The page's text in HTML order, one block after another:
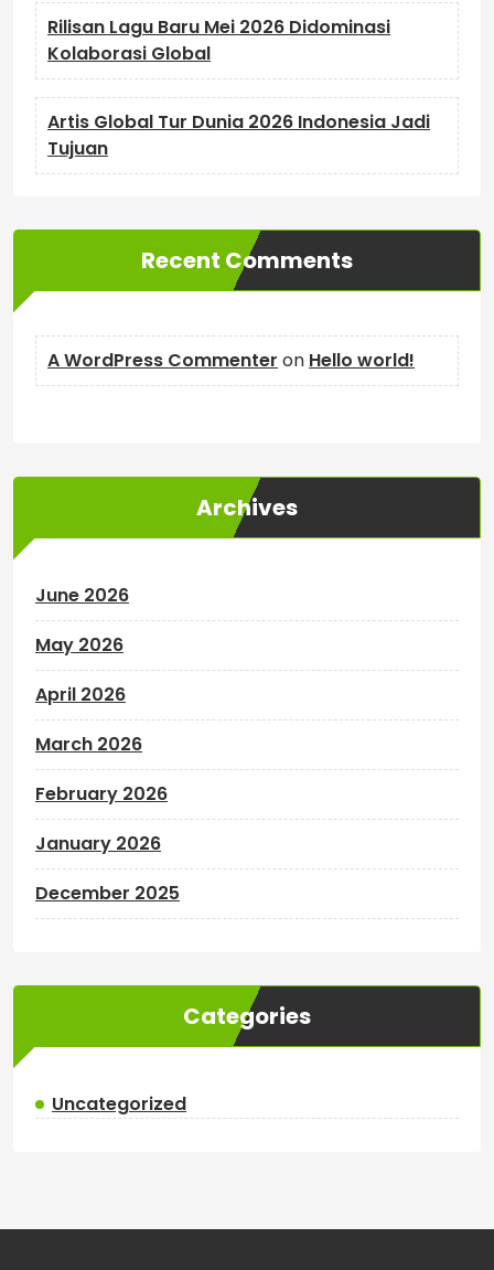
Rilisan Lagu Baru Mei 2026 Didominasi
Kolaborasi Global
Artis Global Tur Dunia 2026 Indonesia Jadi
Tujuan
Recent Comments
A WordPress Commenter on Hello world!
Archives
June 2026
May 2026
April 2026
March 2026
February 2026
January 2026
December 2025
Categories
Uncategorized